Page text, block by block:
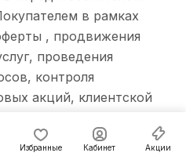
в рамках
, продвижения
проведения
контроля
акций, клиентской
розыгрышей призов
Избранные Кабинет Акции